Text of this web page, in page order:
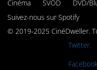
Cinéma
SVOD
DVD/
Suivez-nous sur Spotify
© 2019-2025 CinéDweller.
Twitter.